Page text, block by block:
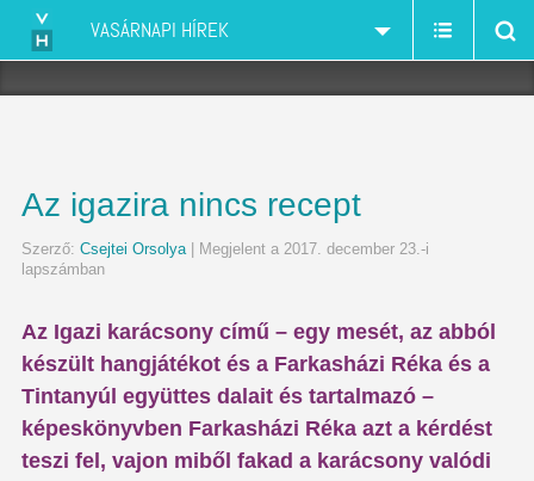
VASÁRNAPI HÍREK
Az igazira nincs recept
Szerző: Csejtei Orsolya| Megjelent a 2017. december 23.-i
lapszámban
Az Igazi karácsony című – egy mesét, az abból
készült hangjátékot és a Farkasházi Réka és a
Tintanyúl együttes dalait és tartalmazó –
képeskönyvben Farkasházi Réka azt a kérdést
teszi fel, vajon miből fakad a karácsony valódi